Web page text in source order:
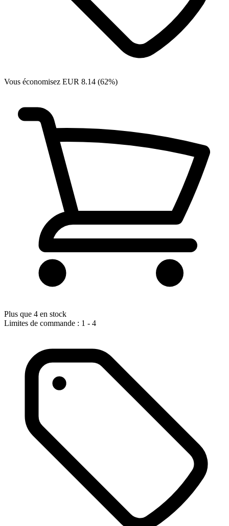
Vous économisez EUR 8.14 (62%)
Plus que 4 en stock
Limites de commande : 1 - 4